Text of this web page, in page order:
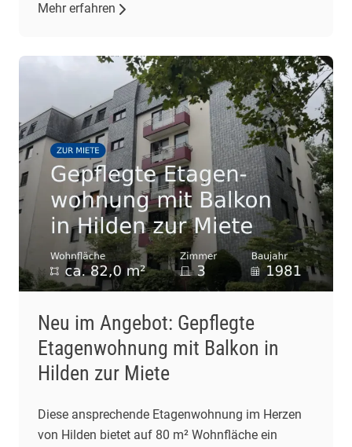
Wohnzimmer mit offener Einbauküche. Der
Ausstattung, darunter Fliesenböden und eine
Fußbodenheizung. Eine Klimaanlage im
Wohnzimmer […]
Mehr erfahren
Neu im Angebot: Gepflegte
Etagenwohnung mit Balkon in
Hilden zur Miete
Diese ansprechende Etagenwohnung im Herzen
von Hilden bietet auf 80 m² Wohnfläche ein